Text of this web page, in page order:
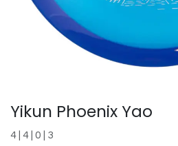
Yikun Phoenix Yao
4 | 4 | 0 | 3